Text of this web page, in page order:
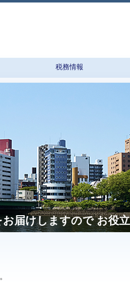
税務情報
お届けしますので お役